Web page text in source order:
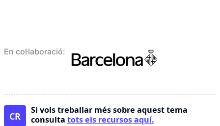
En col·laboració:
CR
Si vols treballar més sobre aquest tema
consulta tots els recursos aquí.